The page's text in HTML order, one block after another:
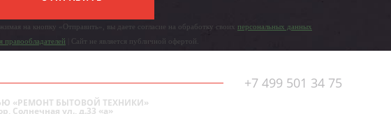
на кнопку «Отправить», вы даете согласие на обработку своих персональных данных
правообладателей | Сайт не является публичной офертой.
+7 499 501 34 75
«РЕМОНТ БЫТОВОЙ ТЕХНИКИ»
Солнечная ул., д.33 «а»